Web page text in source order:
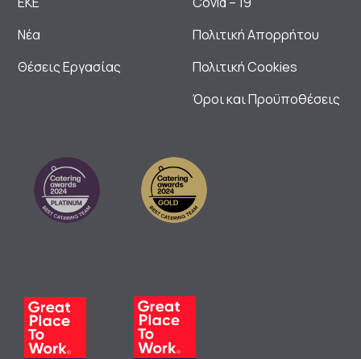
Νέα
Θέσεις Εργασίας
Πολιτική Απορρήτου
Πολιτική Cookies
Όροι και Προϋποθέσεις